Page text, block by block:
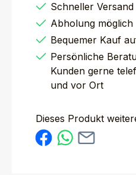
Schneller Versand
Abholung möglich
Bequemer Kauf
Persönliche
Kunden gerne
und vor Ort
Dieses Produkt